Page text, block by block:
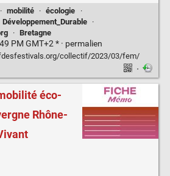
· mobilité · écologie
·
Développement_Durable
·
· Bretagne
PM GMT+2 * · permalien
collectif/2023/03/fem/
·
éco-
Rhône-